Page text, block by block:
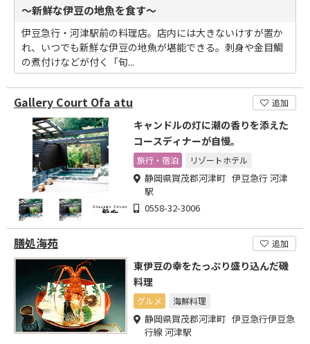
～新鮮な伊豆の地魚を食す～
伊豆急行・河津駅前の料理店。店内には大きないけすが置か
れ、いつでも新鮮な伊豆の地魚が堪能できる。刺身や金目鯛
の煮付けなどが付く「旬...
Gallery Court Ofa atu 追加
キャンドルの灯に潮の香りを添えた
コースディナーが自慢。
旅行・宿泊 リゾートホテル
静岡県賀茂郡河津町 伊豆急行 河津
駅
0558-32-3006
膳処海苑 追加
東伊豆の幸をたっぷり盛り込んだ磯
料理
グルメ 海鮮料理
静岡県賀茂郡河津町 伊豆急行伊豆急
行線 河津駅